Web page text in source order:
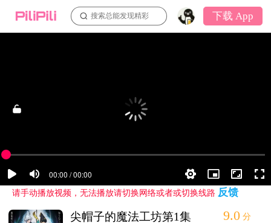
搜索总能发现精彩 下载 App
请手动播放视频，无法播放请切换网络或者或切换线路 反馈
尖帽子的魔法工坊第1集 9.0 分